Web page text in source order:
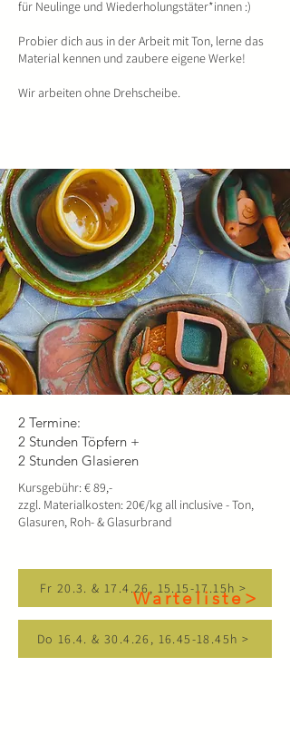
für Neulinge und Wiederholungstäter*innen :)
Probier dich aus in der Arbeit mit Ton, lerne das
Material kennen und zaubere eigene Werke!
Wir arbeiten ohne Drehscheibe.
2 Termine:
2 Stunden Töpfern +
2 Stunden Glasieren
Kursgebühr: € 89,-
zzgl. Materialkosten: 20€/kg all inclusive - Ton,
Glasuren, Roh- & Glasurbrand
Fr 20.3. & 17.4.26, 15.15-17.15h >
Warteliste>
Do 16.4. & 30.4.26, 16.45-18.45h >